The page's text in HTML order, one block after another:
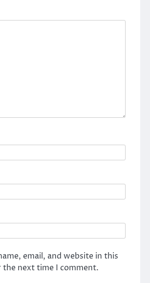
email, and website in this
next time I comment.